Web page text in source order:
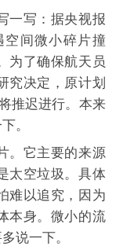
一写：据央视报
间微小碎片撞
为了确保航天员
究决定，原计划
推迟进行。本来
。
。它主要的来源
太空垃圾。具体
难以追究，因为
本身。微小的流
说一下。